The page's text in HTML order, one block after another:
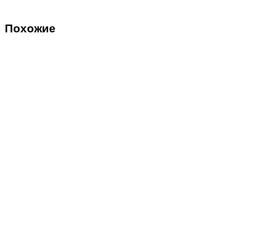
Похожие